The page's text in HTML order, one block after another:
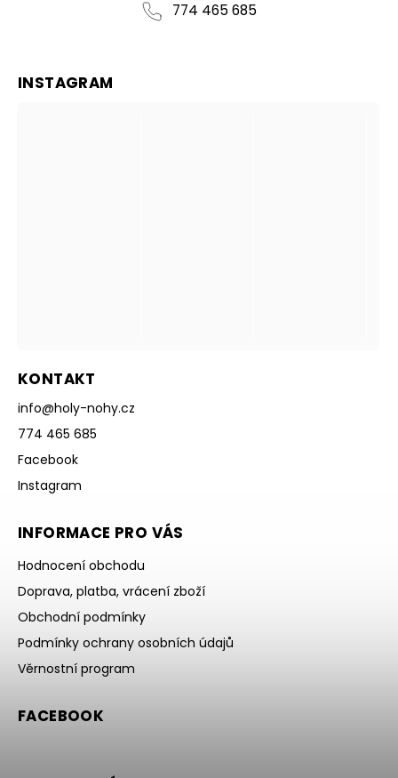
774 465 685
KONTAKT
info@holy-nohy.cz
774 465 685
Facebook
Instagram
INFORMACE PRO VÁS
Hodnocení obchodu
Doprava, platba, vrácení zboží
Obchodní podmínky
Podmínky ochrany osobních údajů
Věrnostní program
FACEBOOK
INSTAGRAM